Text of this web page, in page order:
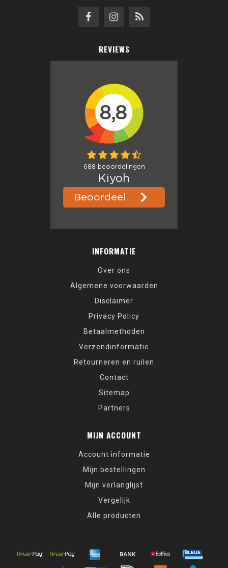
REVIEWS
INFORMATIE
Over ons
Algemene voorwaarden
Disclaimer
Privacy Policy
Betaalmethoden
Verzendinformatie
Retourneren en ruilen
Contact
Sitemap
Partners
MIJN ACCOUNT
Account informatie
Mijn bestellingen
Mijn verlanglijst
Vergelijk
Alle producten